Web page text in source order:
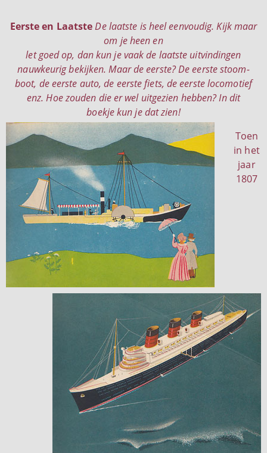
Eerste en Laatste De laatste is heel eenvoudig. Kijk maar
om je heen en
let goed op, dan kun je vaak de laatste uitvindingen
nauwkeurig bekijken. Maar de eerste? De eerste stoom-
boot, de eerste auto, de eerste fiets, de eerste locomotief
enz. Hoe zouden die er wel uitgezien hebben? In dit
boekje kun je dat zien!
Toen
in het
jaar
1807